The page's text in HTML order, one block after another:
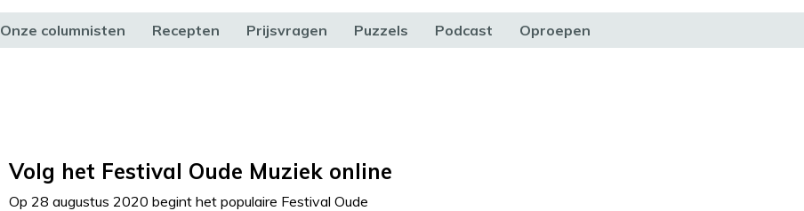
Onze columnisten Recepten Prijsvragen Puzzels Podcast Oproepen
Volg het Festival Oude Muziek online
Op 28 augustus 2020 begint het populaire Festival Oude